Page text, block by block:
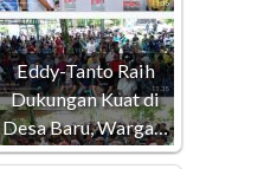
Eddy-Tanto Raih
Dukungan Kuat di
Desa Baru, Warga…